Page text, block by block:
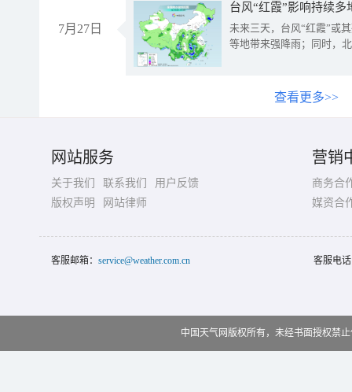
7月27日
台风“红霞”影响持续
未来三天，台风“红霞”或
等地带来强降雨；同时，
查看更多>>
网站服务
关于我们 联系我们
用户反馈
版权声明
网站律师
营销
商务合
媒资合
客服邮箱： service@weather.com.cn 客服电
中国天气网版权所有，未经书面授权